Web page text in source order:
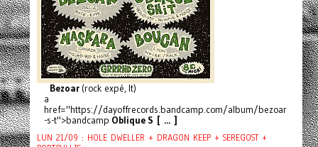
Bezoar(rock expé, It)
a
href="https://dayoffrecords.bandcamp.com/album/bezoar
-s-t">bandcamp Oblique S [ ... ]
LUN 21/09 : HOLE DWELLER + DRAGON KEEP + SEREGOST +